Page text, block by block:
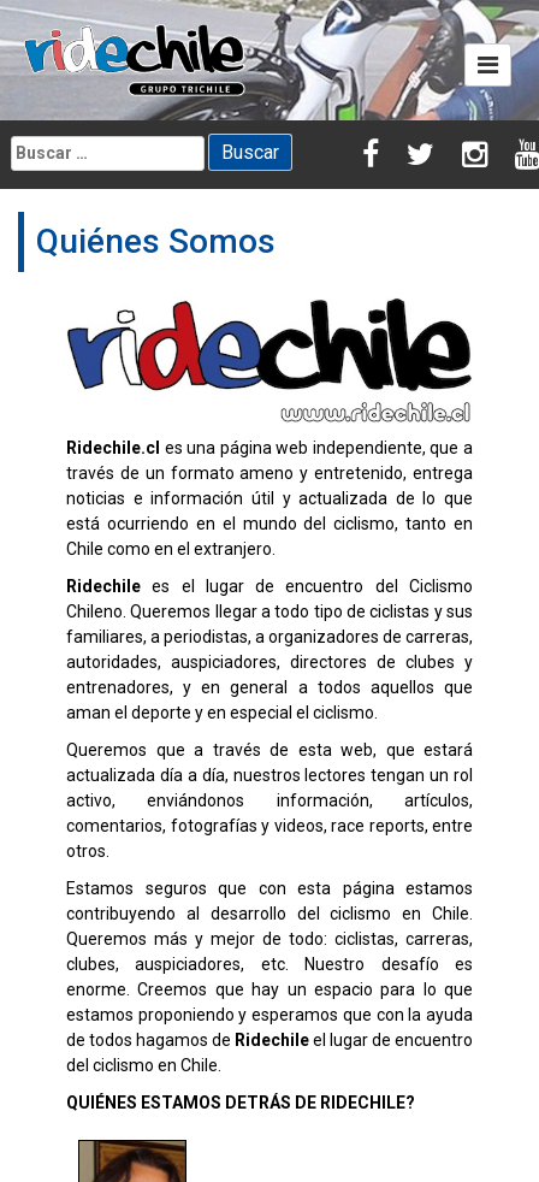
Skip
to
content
Buscar:
Quiénes Somos
Ridechile.cl es una página web independiente, que a
través de un formato ameno y entretenido, entrega
noticias e información útil y actualizada de lo que
está ocurriendo en el mundo del ciclismo, tanto en
Chile como en el extranjero.
Ridechile es el lugar de encuentro del Ciclismo
Chileno. Queremos llegar a todo tipo de ciclistas y sus
familiares, a periodistas, a organizadores de carreras,
autoridades, auspiciadores, directores de clubes y
entrenadores, y en general a todos aquellos que
aman el deporte y en especial el ciclismo.
Queremos que a través de esta web, que estará
actualizada día a día, nuestros lectores tengan un rol
activo, enviándonos información, artículos,
comentarios, fotografías y videos, race reports, entre
otros.
Estamos seguros que con esta página estamos
contribuyendo al desarrollo del ciclismo en Chile.
Queremos más y mejor de todo: ciclistas, carreras,
clubes, auspiciadores, etc. Nuestro desafío es
enorme. Creemos que hay un espacio para lo que
estamos proponiendo y esperamos que con la ayuda
de todos hagamos de Ridechileel lugar de encuentro
del ciclismo en Chile.
QUIÉNES ESTAMOS DETRÁS DE RIDECHILE?